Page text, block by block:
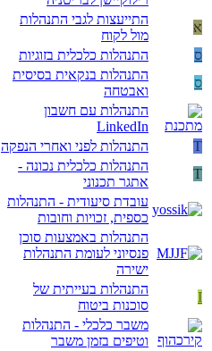
א
התייעצות לגבי התנהלות
מול לקוח
ס
התנהלות כלכלית בזוגיות
ס
התנהלות בנקאית בסיסית
ואבטחה
התנהלות עם חשבון
LinkedIn
T
התנהלות לפני ואחרי הנפקה
T
התנהלות כלכלית נכונה -
אתגר תכנוני
עובדת סיעודית - התנהלות
כספית, זכויות וחובות
התנהלות באמצעות סוכן
פנסיוני לעומת התנהלות
ישירה
I
התנהלות בעייתית של
סוכנות ביטוח
משבר כלכלי - התנהלות
וטיפים בזמן משבר